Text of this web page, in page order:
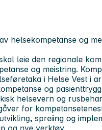
helsekompetanse og
leie den regionale
og meistring.
i Helse Vest i
og
helsevern og
for
spreiing og
og nye verktøy